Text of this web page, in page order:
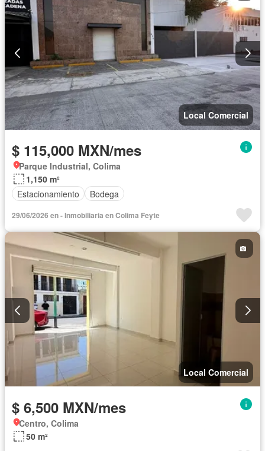
Local Comercial
$ 115,000 MXN/mes
Parque Industrial, Colima
1,150 m²
Estacionamiento
Bodega
29/06/2026 en - Inmobiliaria en Colima Feyte
Local Comercial
$ 6,500 MXN/mes
Centro, Colima
50 m²